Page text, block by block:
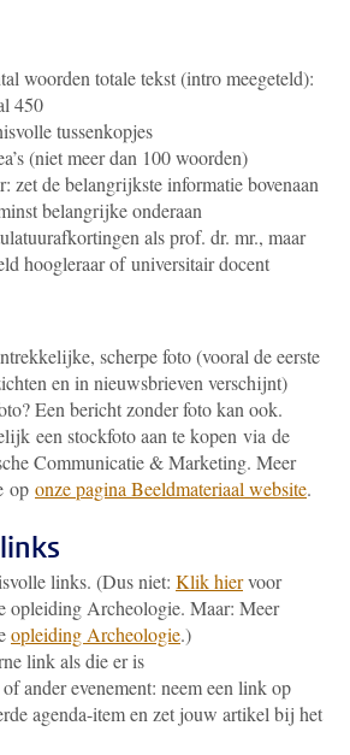
woorden totale tekst (intro meegeteld):
450
tussenkopjes
(niet meer dan 100 woorden)
zet de belangrijkste informatie bovenaan
belangrijke onderaan
als prof. dr. mr., maar
hoogleraar of universitair docent
scherpe foto (vooral de eerste
en in nieuwsbrieven verschijnt)
Een bericht zonder foto kan ook.
een stockfoto aan te kopen via de
Communicatie & Marketing. Meer
op onze pagina Beeldmateriaal website.
links. (Dus niet: Klik hiervoor
opleiding Archeologie. Maar: Meer
opleiding Archeologie.)
link als die er is
ander evenement: neem een link op
agenda-item en zet jouw artikel bij het